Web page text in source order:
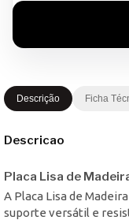
Descrição Ficha
Descricao
Placa Lisa de
A Placa Lisa de
suporte versátil e